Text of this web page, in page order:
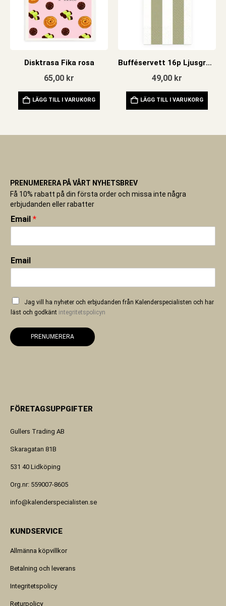
Disktrasa Fika rosa
65,00 kr
LÄGG TILL I VARUKORG
Bufféservett 16p Ljusgrön rand
49,00 kr
LÄGG TILL I VARUKORG
PRENUMERERA PÅ VÅRT NYHETSBREV
Få 10% rabatt på din första order och missa inte några
erbjudanden eller rabatter
Email *
Email
Jag vill ha nyheter och erbjudanden från Kalenderspecialisten och har
läst och godkänt integritetspolicyn
PRENUMERERA
FÖRETAGSUPPGIFTER
Gullers Trading AB
Skaragatan 81B
531 40 Lidköping
Org.nr: 559007-8605
info@kalenderspecialisten.se
KUNDSERVICE
Allmänna köpvillkor
Betalning och leverans
Integritetspolicy
Returpolicy